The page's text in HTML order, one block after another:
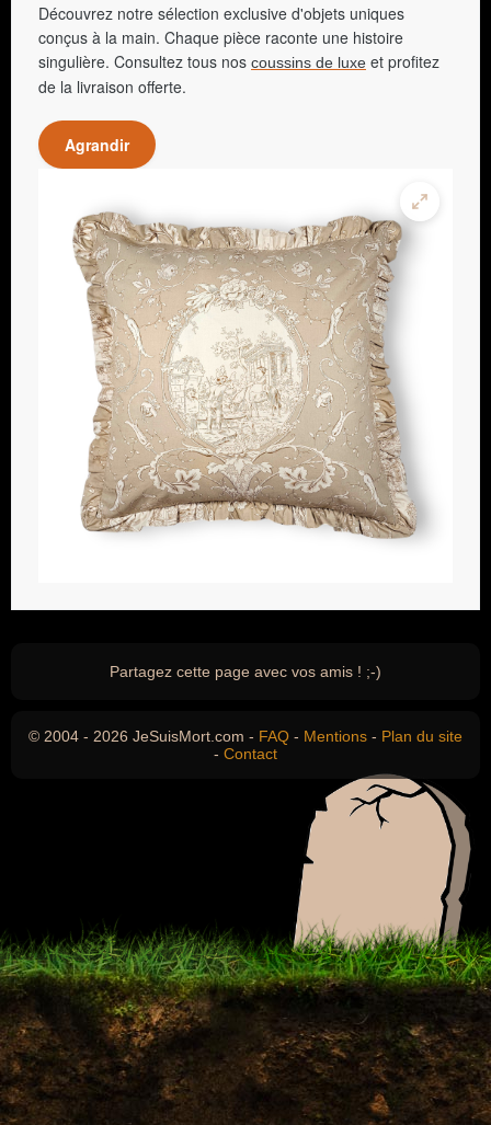
Découvrez notre sélection exclusive d'objets uniques
conçus à la main. Chaque pièce raconte une histoire
singulière. Consultez tous nos coussins de luxe et profitez
de la livraison offerte.
Agrandir
Partagez cette page avec vos amis ! ;-)
© 2004 - 2026 JeSuisMort.com - FAQ - Mentions - Plan du site
- Contact